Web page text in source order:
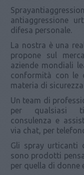
antiaggressione
difesa personale.
La nostra è una
propone sul
aziende mondiali
conformità con le
materia di
Un team di
per qualsiasi
consulenza e
via chat, per
Gli spray urticanti
sono prodotti
per quella di donne